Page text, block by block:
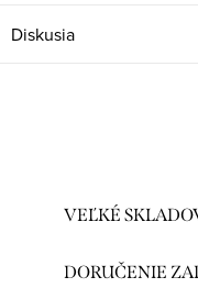
Diskusia
VEĽKÉ
DORUČENIE